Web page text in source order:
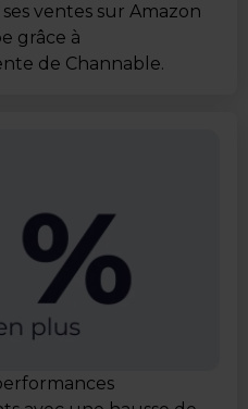
ventes sur Amazon
grâce à
de Channable.